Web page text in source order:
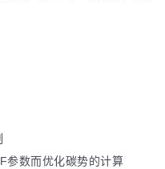
参数而优化碳势的计算